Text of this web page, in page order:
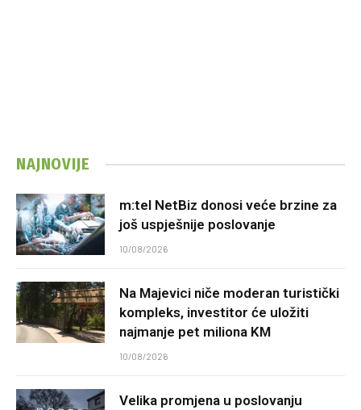
NAJNOVIJE
m:tel NetBiz donosi veće brzine za
još uspješnije poslovanje
10/08/2026
Na Majevici niče moderan turistički
kompleks, investitor će uložiti
najmanje pet miliona KM
10/08/2026
Velika promjena u poslovanju